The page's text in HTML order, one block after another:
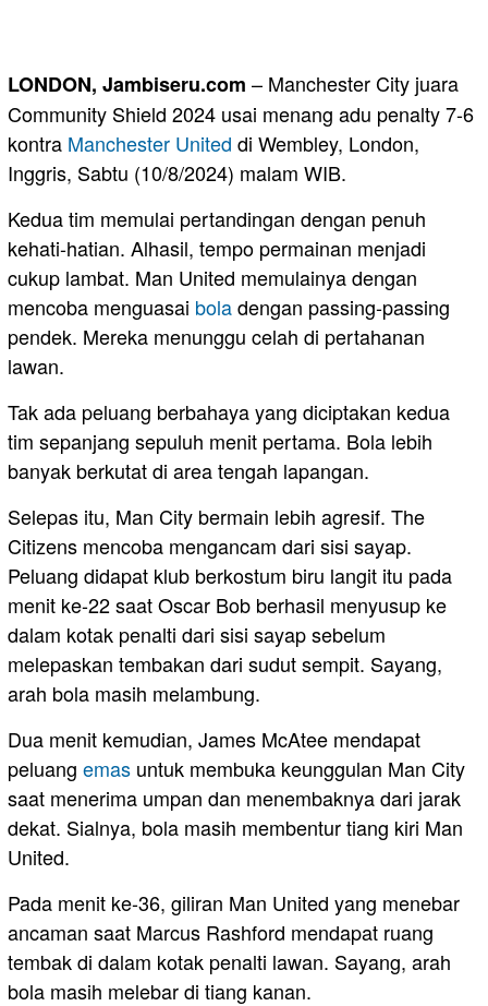
LONDON, Jambiseru.com – Manchester City juara
Community Shield 2024 usai menang adu penalty 7-6
kontra Manchester United di Wembley, London,
Inggris, Sabtu (10/8/2024) malam WIB.
Kedua tim memulai pertandingan dengan penuh
kehati-hatian. Alhasil, tempo permainan menjadi
cukup lambat. Man United memulainya dengan
mencoba menguasai boladengan passing-passing
pendek. Mereka menunggu celah di pertahanan
lawan.
Tak ada peluang berbahaya yang diciptakan kedua
tim sepanjang sepuluh menit pertama. Bola lebih
banyak berkutat di area tengah lapangan.
Selepas itu, Man City bermain lebih agresif. The
Citizens mencoba mengancam dari sisi sayap.
Peluang didapat klub berkostum biru langit itu pada
menit ke-22 saat Oscar Bob berhasil menyusup ke
dalam kotak penalti dari sisi sayap sebelum
melepaskan tembakan dari sudut sempit. Sayang,
arah bola masih melambung.
Dua menit kemudian, James McAtee mendapat
peluang emas untuk membuka keunggulan Man City
saat menerima umpan dan menembaknya dari jarak
dekat. Sialnya, bola masih membentur tiang kiri Man
United.
Pada menit ke-36, giliran Man United yang menebar
ancaman saat Marcus Rashford mendapat ruang
tembak di dalam kotak penalti lawan. Sayang, arah
bola masih melebar di tiang kanan.